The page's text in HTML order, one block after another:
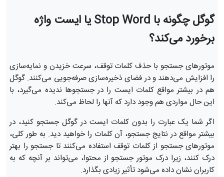
گوگل چگونه با Stop Word یا ایست واژه
برخورد می‌کند؟
موتورهای جستجو با حذف کلمات توقف، سرعت خزیدن و نمایه‌سازی
را افزایش می‌دهند و در فضای ذخیره‌سازی صرفه‌جویی می‌کنند. گوگل
هم در بیشتر مواقع کلمات ایست را در جستجوها ندیده می‌گیرد، با
این حال مواردی هم وجود دارد که آنها را لحاظ می‌کند.
اگر شما یک عبارت را بدون کلمات ایست در گوگل جستجو کنید، در
بیشتر مواقع در نتایج جستجو، آن کلمات را خواهید دید. به طور کلی،
موتورهای جستجو از کلمات توقف استفاده می‌کنند تا جستجو را بهتر
درک کنند، زیرا درک موتور جستجو از محتوا، می‌تواند بر آنچه که به
کاربران نشان داده می‌شود تأثیر زیادی بگذارد.